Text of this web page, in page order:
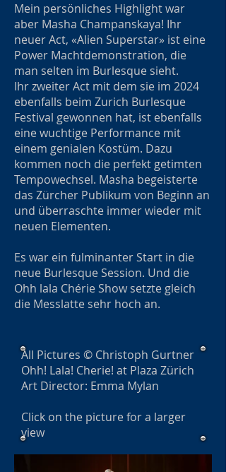
Mein persönliches Highlight war
aber Masha Champanskaya! Ihr
neuer Act, «Alien Superstar» ist eine
Power Machtdemonstration, die
man selten im Burlesque sieht.
Ihr zweiter Act mit dem sie im 2024
ebenfalls beim Zurich Burlesque
Festival gewonnen hat, ist ebenfalls
eine wuchtige Performance mit
einem genialen Kostüm. Dazu
kommen noch die perfekt getimten
Tempowechsel. Masha begeisterte
das Zürcher Publikum von Beginn an
und überraschte immer wieder mit
neuen Elementen.
Es war ein fulminanter Start in die
neue Burlesque Session. Und die
Ohh lala Chérie Show setzte gleich
die Messlatte sehr hoch an.
All Pictures © Christoph Gurtner
Ohh! Lala! Cherie! at Plaza Zürich
Art Director: Emma Mylan
Click on the picture for a larger
view